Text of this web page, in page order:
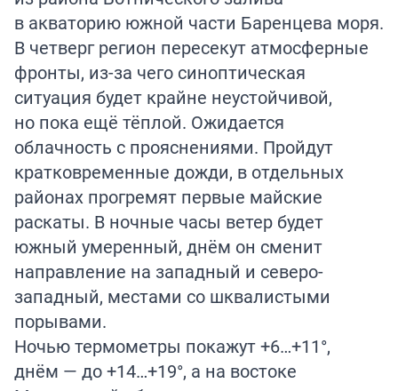
в акваторию южной части Баренцева моря.
В четверг регион пересекут атмосферные
фронты, из-за чего синоптическая
ситуация будет крайне неустойчивой,
но пока ещё тёплой. Ожидается
облачность с прояснениями. Пройдут
кратковременные дожди, в отдельных
районах прогремят первые майские
раскаты. В ночные часы ветер будет
южный умеренный, днём он сменит
направление на западный и северо-
западный, местами со шквалистыми
порывами.
Ночью термометры покажут +6…+11°,
днём — до +14…+19°, а на востоке